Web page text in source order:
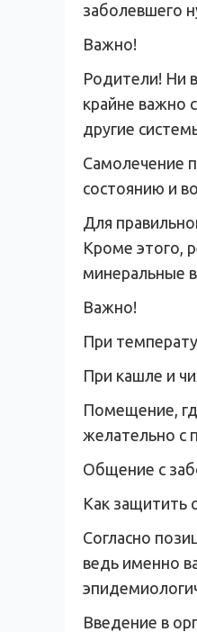
заболевшего
Важно!
Родители! Ни
крайне важно
другие
Самолечение
состоянию и
Для
Кроме этого,
минеральные
Важно!
При
При кашле и
Помещение,
желательно с
Общение с
Как защитить
Согласно
ведь именно
Введение в